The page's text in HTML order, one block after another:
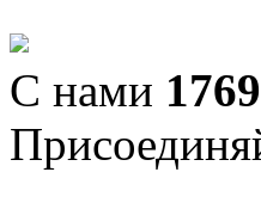
С нами